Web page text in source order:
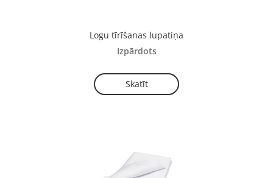
Logu tīrīšanas lupatiņa
Izpārdots
Skatīt